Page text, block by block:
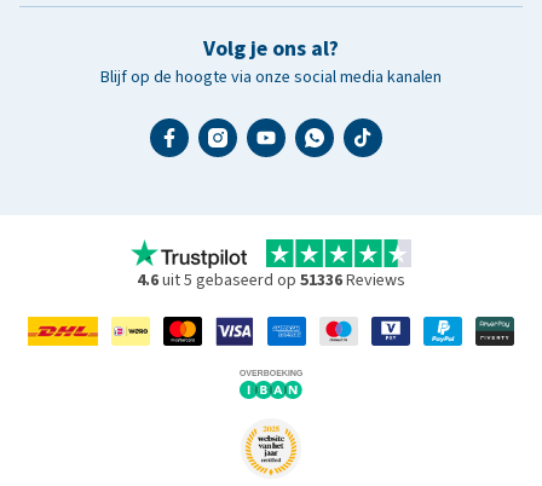
Volg je ons al?
Blijf op de hoogte via onze social media kanalen
4.6uit 5 gebaseerd op 51336Reviews